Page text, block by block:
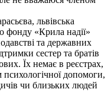
львівська
фонду «Крила надії»
та державних
сестер та братів
Їх немає в реєстрах,
психологічної допомоги,
чи близьких людей